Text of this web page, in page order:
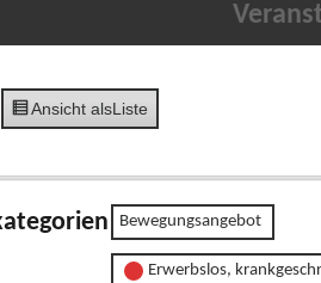
Ansicht alsListe
Bewegungsangebot
Erwerbslos,